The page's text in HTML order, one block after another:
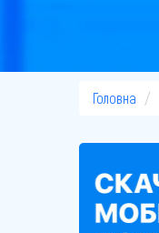
Головна